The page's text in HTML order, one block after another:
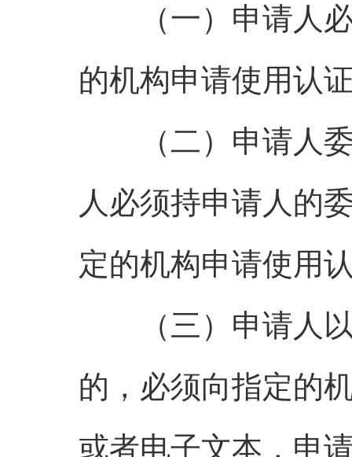
（一）申请人必
的机构申请使用认
（二）申请人委
人必须持申请人的
定的机构申请使用
（三）申请人以
的，必须向指定的
或者电子文本，申